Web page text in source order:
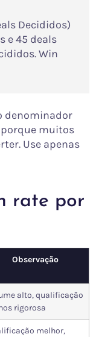
Decididos)
e 45 deals
Win
denominador
muitos
Use apenas
rate por
Observação
alto, qualificação
rigorosa
melhor,